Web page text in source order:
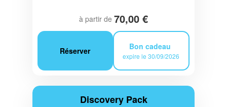
à partir de 70,00 €
Réserver Bon cadeau
expire le 30/09/2026
Discovery Pack